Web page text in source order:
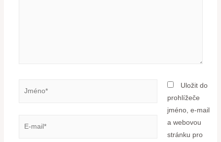
Uložit do
prohlížeče
jméno, e-mail
a webovou
stránku pro